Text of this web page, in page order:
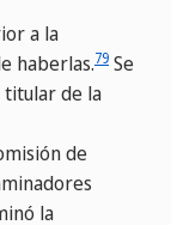
a la
haberlas.79 Se
titular de la
de
la